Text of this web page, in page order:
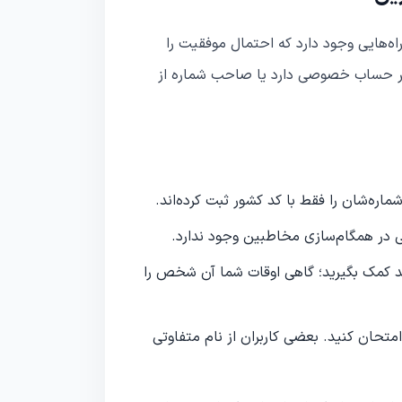
وجود دارد که احتمال موفقیت را
حساب خصوصی دارد یا صاحب شماره از
را فقط با کد کشور ثبت کرده‌اند.
در همگام‌سازی مخاطبین وجود ندارد.
بگیرید؛ گاهی اوقات شما آن شخص را
کنید. بعضی کاربران از نام متفاوتی